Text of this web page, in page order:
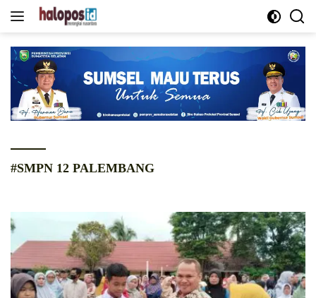
Langsung
#SMPN 12 PALEMBANG